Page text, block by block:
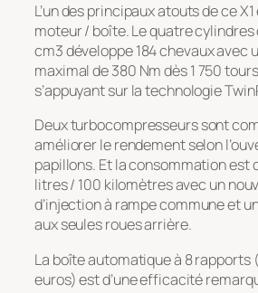
L’un des principaux atouts de ce
moteur / boîte. Le quatre cylindres
cm3 développe 184 chevaux avec
maximal de 380 Nm dès 1 750
s’appuyant sur la technologie
Deux turbocompresseurs sont
améliorer le rendement selon
papillons. Et la consommation est
litres / 100 kilomètres avec un
d’injection à rampe commune et
aux seules roues arrière.
La boîte automatique à 8 rapports
euros) est d’une efficacité